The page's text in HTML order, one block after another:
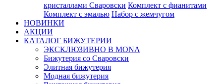
кристаллами Сваровски Комплект с фианитами
Комплект с эмалью Набор с жемчугом
НОВИНКИ
АКЦИИ
КАТАЛОГ БИЖУТЕРИИ
ЭКСКЛЮЗИВНО В MONA
Бижутерия со Сваровски
Элитная бижутерия
Модная бижутерия